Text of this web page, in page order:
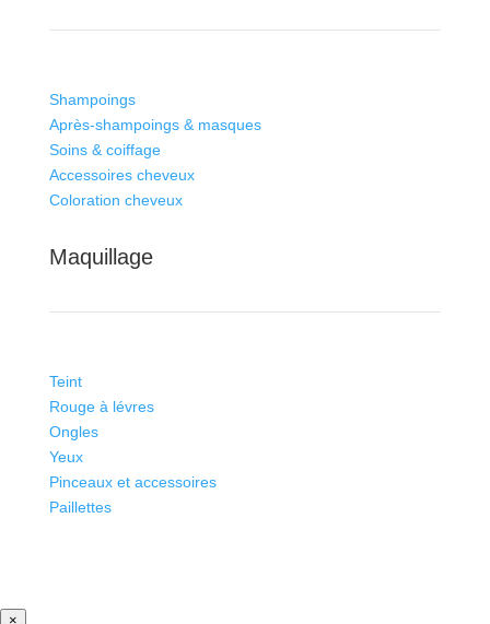
Shampoings
Après-shampoings & masques
Soins & coiffage
Accessoires cheveux
Coloration cheveux
Maquillage
Teint
Rouge à lévres
Ongles
Yeux
Pinceaux et accessoires
Paillettes
×